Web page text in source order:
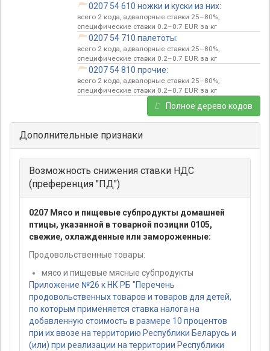
0207 54 610 ножки и куски из них:
всего 2 кода, адвалорные ставки 25–80%,
специфические ставки 0.2–0.7 EUR за кг
0207 54 710 палетоты:
всего 2 кода, адвалорные ставки 25–80%,
специфические ставки 0.2–0.7 EUR за кг
0207 54 810 прочие:
всего 2 кода, адвалорные ставки 25–80%,
специфические ставки 0.2–0.7 EUR за кг
Полное дерево кодов
Дополнительные признаки
Возможность снижения ставки НДС
(преференция "ПД")
0207 Мясо и пищевые субпродукты домашней
птицы, указанной в товарной позиции 0105,
свежие, охлажденные или замороженные:
Продовольственные товары:
мясо и пищевые мясные субпродукты
Приложение №26 к НК РБ "Перечень
продовольственных товаров и товаров для детей,
по которым применяется ставка налога на
добавленную стоимость в размере 10 процентов
при их ввозе на территорию Республики Беларусь и
(или) при реализации на территории Республики